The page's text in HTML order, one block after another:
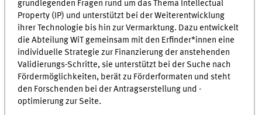
grundlegenden Fragen rund um das Thema Intellectual
Property (IP) und unterstützt bei der Weiterentwicklung
ihrer Technologie bis hin zur Vermarktung. Dazu entwickelt
die Abteilung WiT gemeinsam mit den Erfinder*innen eine
individuelle Strategie zur Finanzierung der anstehenden
Validierungs-Schritte, sie unterstützt bei der Suche nach
Fördermöglichkeiten, berät zu Förderformaten und steht
den Forschenden bei der Antragserstellung und -
optimierung zur Seite.